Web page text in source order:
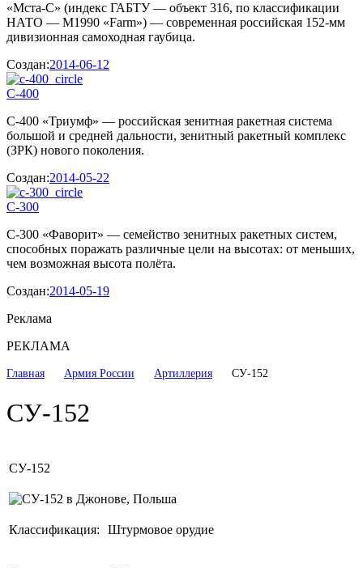
«Мста-С» (индекс ГАБТУ — объект 316, по классификации
НАТО — M1990 «Farm») — современная российская 152-мм
дивизионная самоходная гаубица.
Создан:2014-06-12
С-400
С-400 «Триумф» — российская зенитная ракетная система
большой и средней дальности, зенитный ракетный комплекс
(ЗРК) нового поколения.
Создан:2014-05-22
С-300
С-300 «Фаворит» — семейство зенитных ракетных систем,
способных поражать различные цели на высотах: от меньших,
чем возможная высота полёта.
Создан:2014-05-19
Реклама
РЕКЛАМА
Главная Армия России Артиллерия СУ-152
СУ-152
СУ-152
Классификация: Штурмовое орудие